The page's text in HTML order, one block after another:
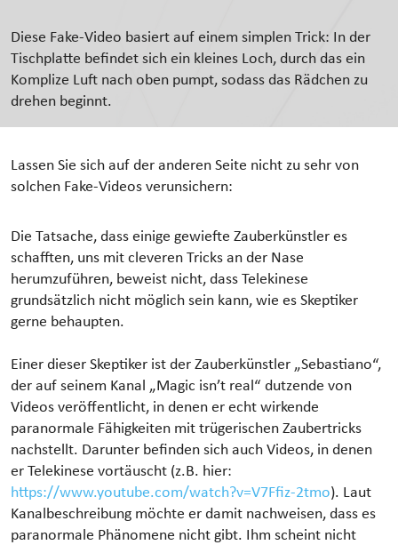
Diese Fake-Video basiert auf einem simplen Trick: In der
Tischplatte befindet sich ein kleines Loch, durch das ein
Komplize Luft nach oben pumpt, sodass das Rädchen zu
drehen beginnt.
Lassen Sie sich auf der anderen Seite nicht zu sehr von
solchen Fake-Videos verunsichern:
Die Tatsache, dass einige gewiefte Zauberkünstler es
schafften, uns mit cleveren Tricks an der Nase
herumzuführen, beweist nicht, dass Telekinese
grundsätzlich nicht möglich sein kann, wie es Skeptiker
gerne behaupten.
Einer dieser Skeptiker ist der Zauberkünstler „Sebastiano“,
der auf seinem Kanal „Magic isn’t real“ dutzende von
Videos veröffentlicht, in denen er echt wirkende
paranormale Fähigkeiten mit trügerischen Zaubertricks
nachstellt. Darunter befinden sich auch Videos, in denen
er Telekinese vortäuscht (z.B. hier:
https://www.youtube.com/watch?v=V7Ffiz-2tmo). Laut
Kanalbeschreibung möchte er damit nachweisen, dass es
paranormale Phänomene nicht gibt. Ihm scheint nicht